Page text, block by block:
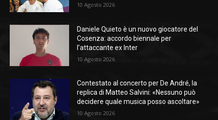
10 Agosto 2026
Daniele Quieto è un nuovo giocatore del
Cosenza: accordo biennale per
l’attaccante ex Inter
10 Agosto 2026
Contestato al concerto per De André, la
replica di Matteo Salvini: «Nessuno può
decidere quale musica posso ascoltare»
10 Agosto 2026